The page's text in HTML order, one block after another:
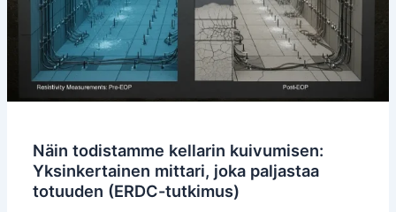
Näin todistamme kellarin kuivumisen:
Yksinkertainen mittari, joka paljastaa
totuuden (ERDC-tutkimus)
mittari,
joka
paljastaa
totuuden
(ERDC-
tutkimus)